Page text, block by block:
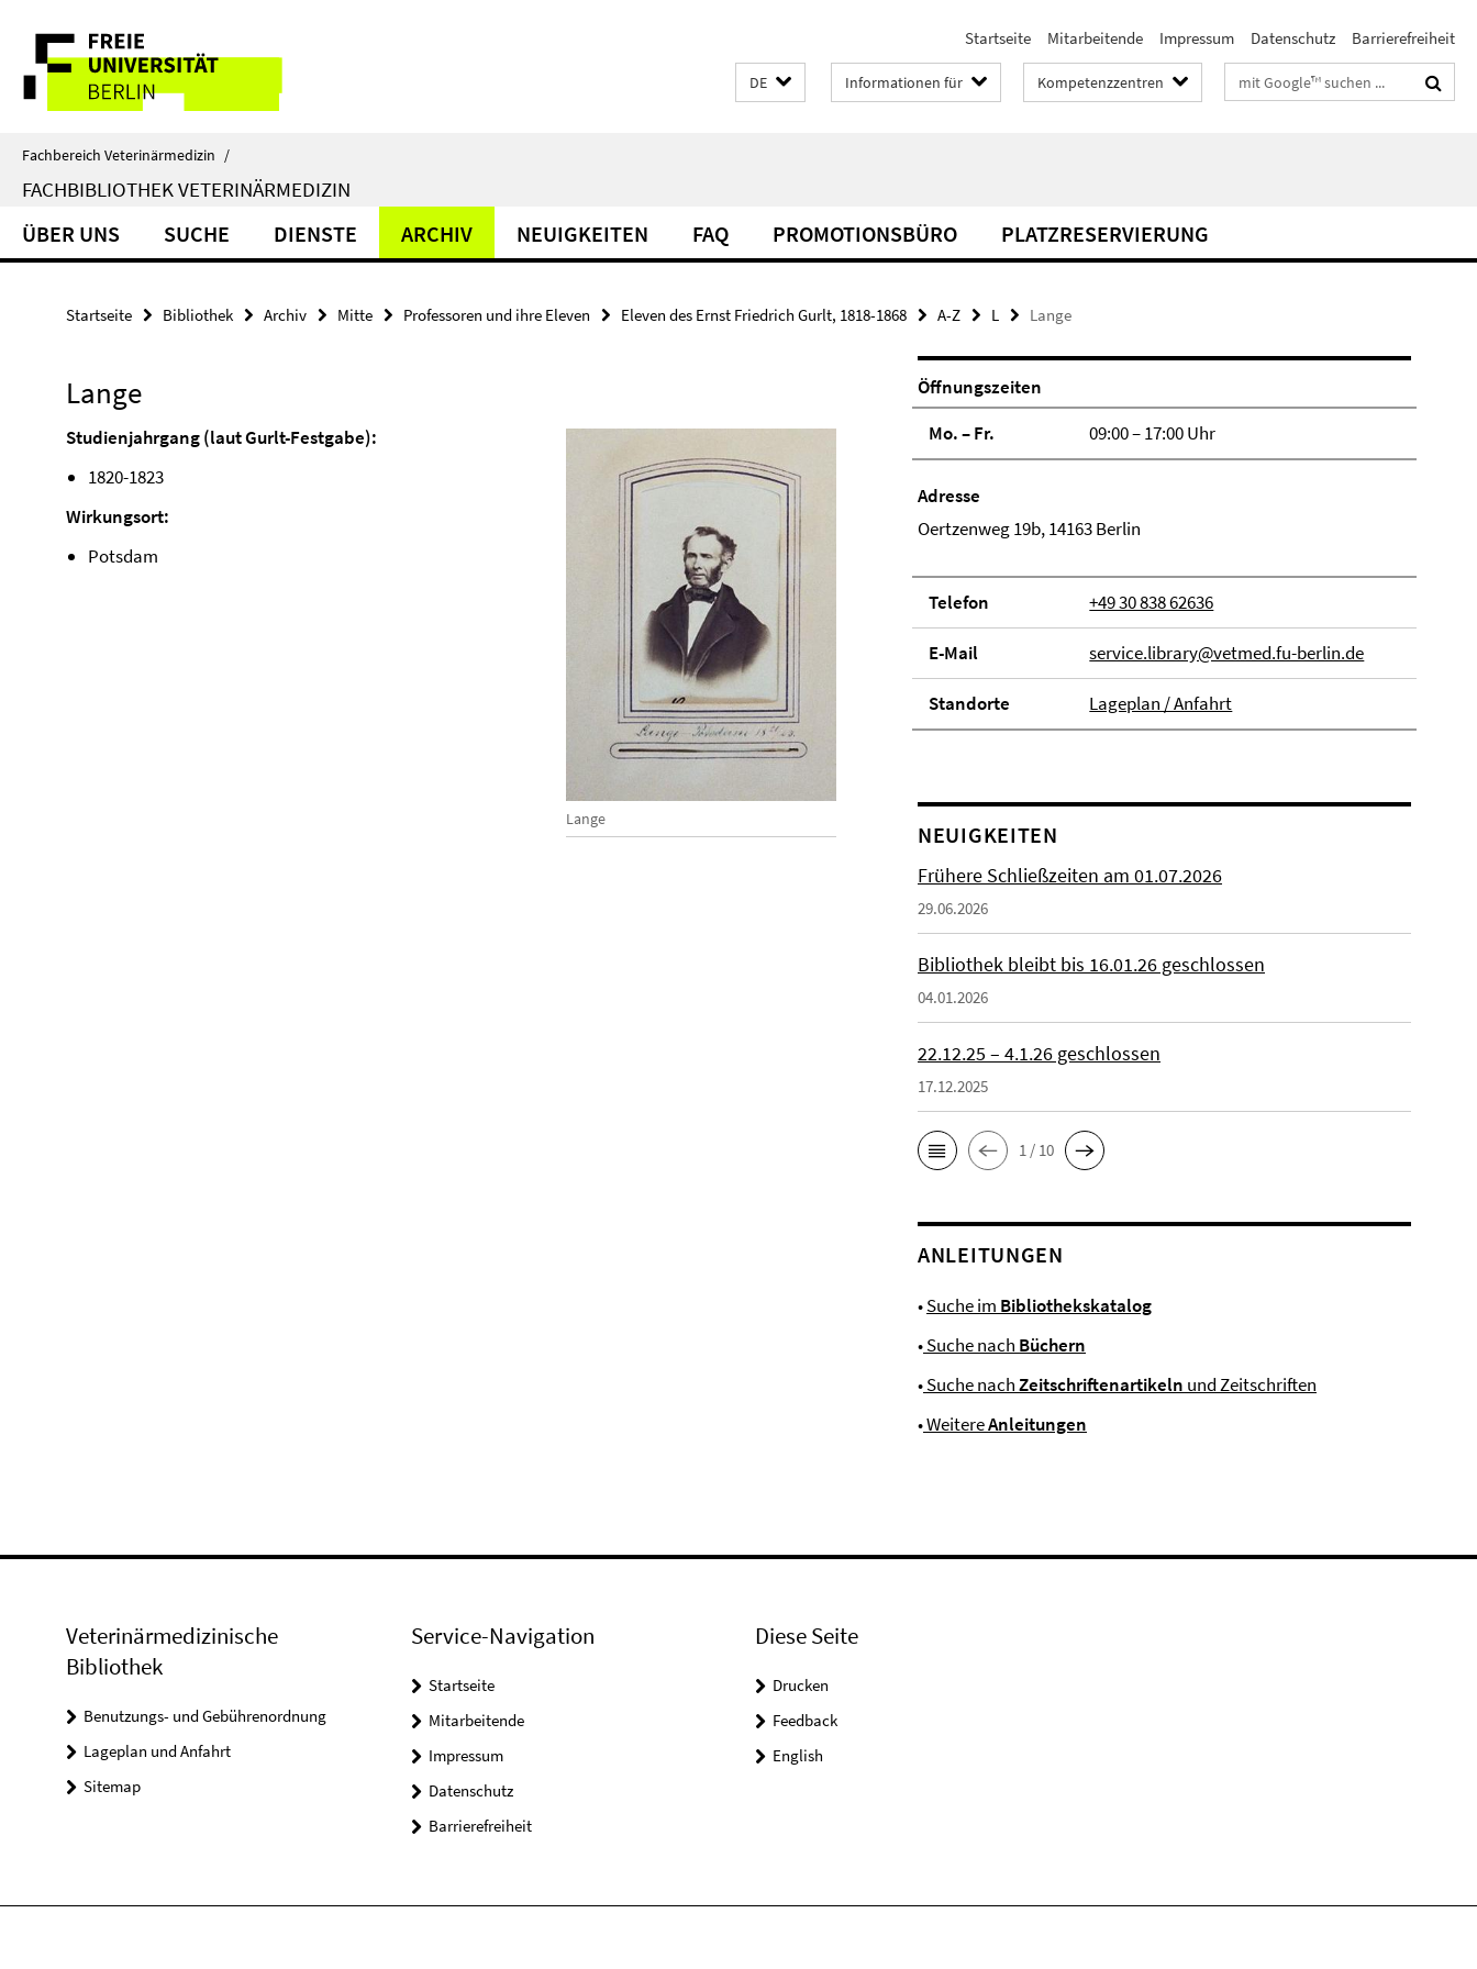
direkt
Inhalt
Service-
Navigation
Startseite Mitarbeitende Impressum Datenschutz Barrierefreiheit
DE Informationen für Kompetenzzentren Suchbegriffe
Fachbereich Veterinärmedizin /
FACHBIBLIOTHEK VETERINÄRMEDIZIN
ÜBER UNS SUCHE DIENSTE ARCHIV NEUIGKEITEN FAQ PROMOTIONSBÜRO PLATZRESERVIERUNG
Startseite Bibliothek Archiv Mitte Professoren und ihre Eleven Eleven des Ernst Friedrich Gurlt, 1818-1868 A-Z L Lange
Lange
Lange
Studienjahrgang (laut Gurlt-Festgabe):
1820-1823
Wirkungsort:
Potsdam
Öffnungszeiten
Mo. – Fr.
09:00 – 17:00 Uhr
Adresse
Oertzenweg 19b, 14163 Berlin
Telefon +49 30 838 62636
E-Mail service.library@vetmed.fu-berlin.de
Stand­orte Lageplan / Anfahrt
NEUIGKEITEN
Frühere Schließzeiten am 01.07.2026
29.06.2026
Bibliothek bleibt bis 16.01.26 geschlossen
04.01.2026
22.12.25 – 4.1.26 geschlossen
17.12.2025
1 / 10
ANLEITUNGEN
•Suche im Bibliothekskatalog
•Suche nach Büchern
•Suche nachZeitschriftenartikeln und Zeitschriften
•WeitereAnleitungen
Veterinärmedizinische
Bibliothek
Benutzungs- und Gebührenordnung
Lageplan und Anfahrt
Sitemap
Service-Navigation
Startseite
Mitarbeitende
Impressum
Datenschutz
Barrierefreiheit
Diese Seite
Drucken
Feedback
English